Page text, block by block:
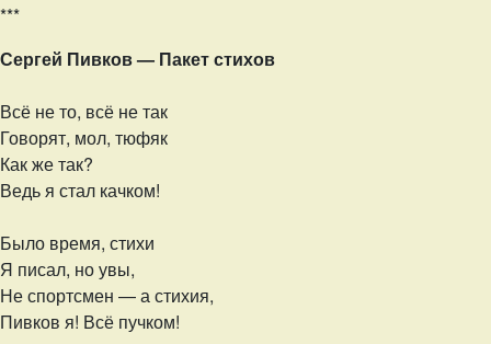
***
Сергей Пивков — Пакет стихов
Всё не то, всё не так
Говорят, мол, тюфяк
Как же так?
Ведь я стал качком!
Было время, стихи
Я писал, но увы,
Не спортсмен — а стихия,
Пивков я! Всё пучком!